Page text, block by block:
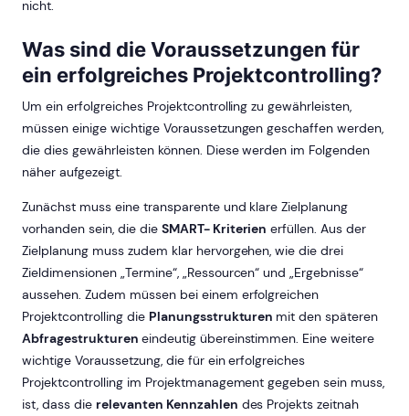
nicht.
Was sind die Voraussetzungen für
ein erfolgreiches Projektcontrolling?
Um ein erfolgreiches Projektcontrolling zu gewährleisten,
müssen einige wichtige Voraussetzungen geschaffen werden,
die dies gewährleisten können. Diese werden im Folgenden
näher aufgezeigt.
Zunächst muss eine transparente und klare Zielplanung
vorhanden sein, die die SMART- Kriterien erfüllen. Aus der
Zielplanung muss zudem klar hervorgehen, wie die drei
Zieldimensionen „Termine“, „Ressourcen“ und „Ergebnisse“
aussehen. Zudem müssen bei einem erfolgreichen
Projektcontrolling die Planungsstrukturen mit den späteren
Abfragestrukturen eindeutig übereinstimmen. Eine weitere
wichtige Voraussetzung, die für ein erfolgreiches
Projektcontrolling im Projektmanagement gegeben sein muss,
ist, dass die relevanten Kennzahlen des Projekts zeitnah